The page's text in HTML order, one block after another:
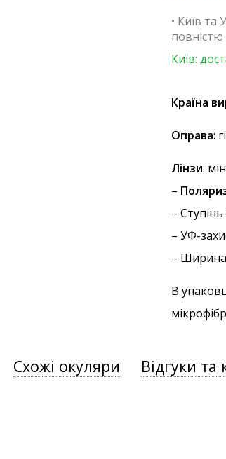
• Київ та
Київ:
Країна
Оправа:
Лінзи:
–
–
– УФ-
– Ширина
В
Схожі окуляри Відгуки та